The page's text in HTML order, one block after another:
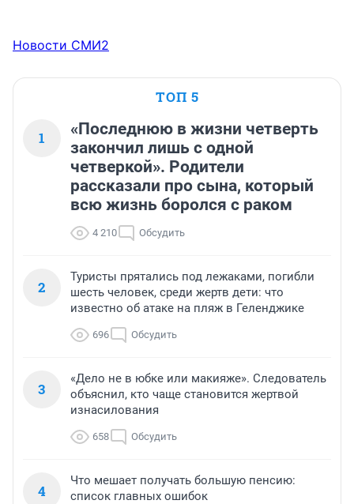
Новости СМИ2
ТОП 5
1
«Последнюю в жизни четверть
закончил лишь с одной
четверкой». Родители
рассказали про сына, который
всю жизнь боролся с раком
4 210 Обсудить
2
Туристы прятались под лежаками, погибли
шесть человек, среди жертв дети: что
известно об атаке на пляж в Геленджике
696 Обсудить
3
«Дело не в юбке или макияже». Следователь
объяснил, кто чаще становится жертвой
изнасилования
658 Обсудить
4
Что мешает получать большую пенсию:
список главных ошибок